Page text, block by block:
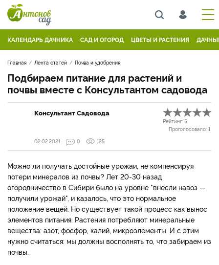
КАЛЕНДАРЬ ДАЧНИКА САД И ОГОРОД ЦВЕТЫ И РАСТЕНИЯ
Главная Лента статей Почва и удобрения
Подбираем питание для растений и
почвы вместе с Консультантом садовода
Консультант Садовода
Рейтинг: 5
Проголосовало: 1
02.02.2021
0 125
Можно ли получать достойные урожаи, не компенсируя
потери минералов из почвы? Лет 20-30 назад
огородничество в Сибири было на уровне "внесли навоз —
получили урожай", и казалось, что это нормальное
положение вещей. Но существует такой процесс как вынос
элементов питания. Растения потребляют минеральные
вещества: азот, фосфор, калий, микроэлементы. И с этим
нужно считаться: мы должны восполнять то, что забираем из
почвы.